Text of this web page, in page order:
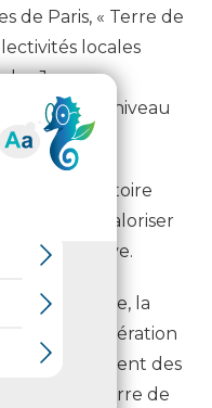
de Paris, « Terre de
locales
Jeux
sportive au niveau
sur le territoire
à valoriser
et sportive.
démarche, la
d’Agglomération
le Département des
le label « Terre de